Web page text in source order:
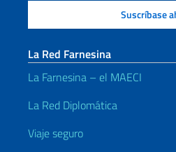
La Red Farnesina
La Farnesina – el MAECI
La Red Diplomática
Viaje seguro